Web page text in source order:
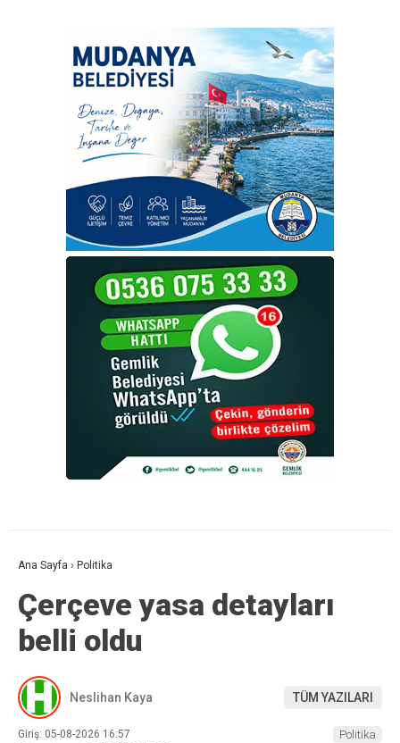
Ana Sayfa › Politika
Çerçeve yasa detayları
belli oldu
Neslihan Kaya TÜM YAZILARI
Giriş: 05-08-2026 16:57
Politika